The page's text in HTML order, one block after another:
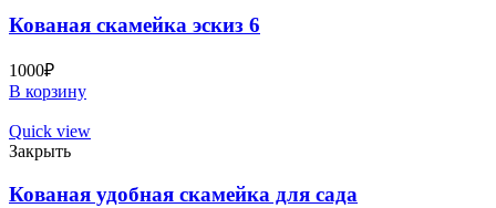
Кованая скамейка эскиз 6
1000₽
В корзину
Quick view
Закрыть
Кованая удобная скамейка для сада